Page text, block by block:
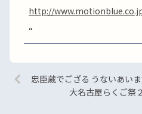
http://
“
忠臣蔵でござる うないあい
大名古屋らくご